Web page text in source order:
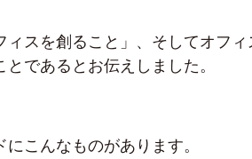
スを創ること」、そしてオフィ
であるとお伝えしました。
こんなものがあります。